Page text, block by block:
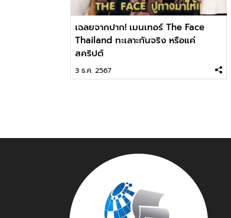
เฉลยจากปาก! เมนเทอร์ The Face
Thailand ทะเลาะกันจริง หรือแค่
สคริปต์
3 ธ.ค. 2567